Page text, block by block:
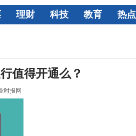
理财 科技 教育 热点
值得开通么？
时报网